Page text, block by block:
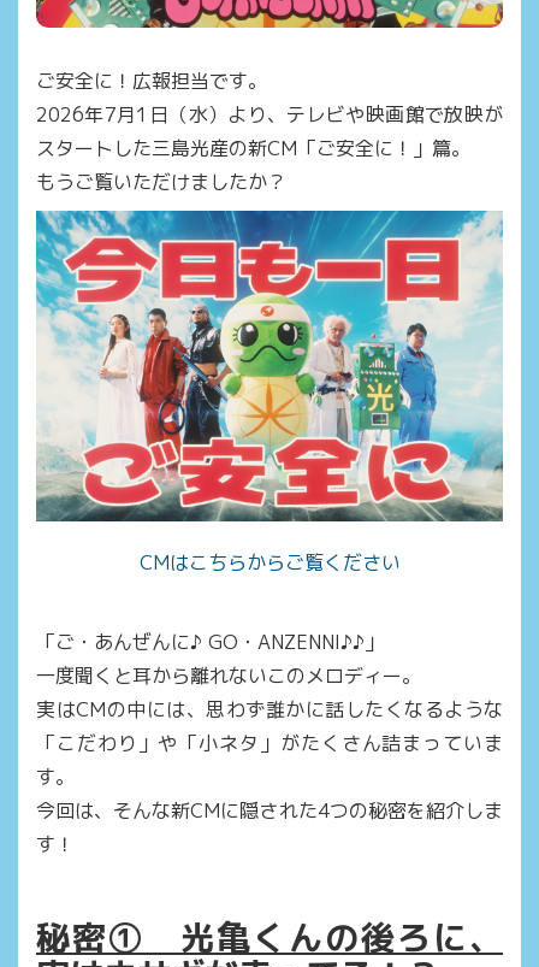
ご安全に！広報担当です。
2026年7月1日（水）より、テレビや映画館で放映が
スタートした三島光産の新CM「ご安全に！」篇。
もうご覧いただけましたか？
CMはこちらからご覧ください
「ご・あんぜんに♪ GO・ANZENNI♪♪」
一度聞くと耳から離れないこのメロディー。
実はCMの中には、思わず誰かに話したくなるような
「こだわり」や「小ネタ」がたくさん詰まっていま
す。
今回は、そんな新CMに隠された4つの秘密を紹介しま
す！
秘密① 光亀くんの後ろに、